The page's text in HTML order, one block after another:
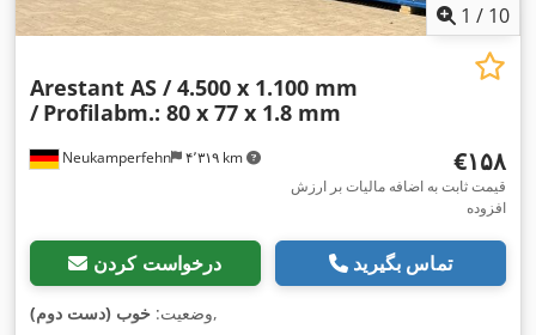
1 / 10
Neukamperfehn ۴٬۳۱۹ km
Arestant AS / 4.500 x 1.100 mm
/ Profilabm.: 80 x 77 x 1.8 mm
‎€۱۵۸
قیمت ثابت به اضافه مالیات بر ارزش
افزوده
درخواست کردن تماس بگیرید
وضعیت: خوب (دست دوم) ,